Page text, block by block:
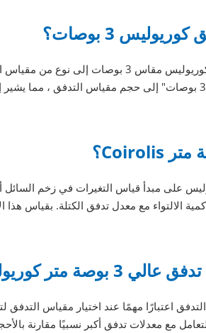
3 بوصات؟
يشير مقياس تدفق كوريوليس مقاس 3
السائل. تشير مواصفات "3 بوصات" إلى حجم مقياس
على مبدأ قياس التغيرات في زخم السائل
لتطبيقات مختلفة.
مع معدلات تدفق أكبر نسبيًا مقارنة